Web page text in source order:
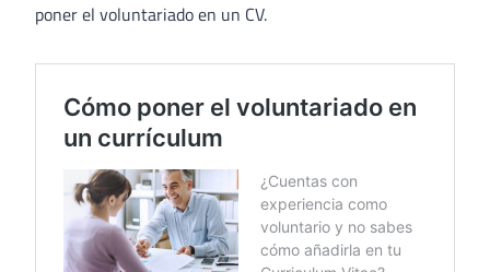
poner el voluntariado en un CV.